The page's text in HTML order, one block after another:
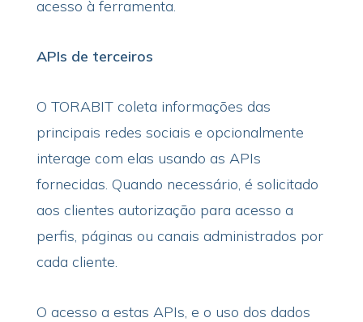
acesso à ferramenta.
APIs de terceiros
O TORABIT coleta informações das
principais redes sociais e opcionalmente
interage com elas usando as APIs
fornecidas. Quando necessário, é solicitado
aos clientes autorização para acesso a
perfis, páginas ou canais administrados por
cada cliente.
O acesso a estas APIs, e o uso dos dados